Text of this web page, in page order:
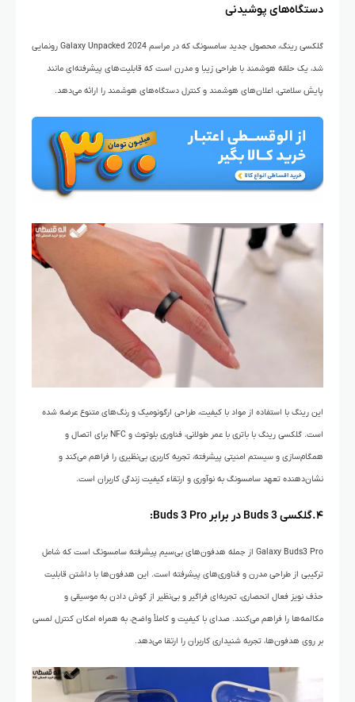
دستگاه‌های پوشیدنی
گلکسی رینگ، محصول جدید سامسونگ که در مراسم Galaxy Unpacked 2024 رونمایی
شد، یک حلقه هوشمند با طراحی زیبا و مدرن است که قابلیت‌های پیشرفته‌ای مانند
پایش سلامتی، اعلان‌های هوشمند و کنترل دستگاه‌های هوشمند را ارائه می‌دهد.
این رینگ با استفاده از مواد با کیفیت، طراحی ارگونومیک و رنگ‌های متنوع عرضه شده
است. گلکسی رینگ با باتری با عمر طولانی، فناوری‌ بلوتوث و NFC برای اتصال و
همگام‌سازی و سیستم‌ امنیتی پیشرفته، تجربه کاربری بی‌نظیری را فراهم می‌کند و
نشان‌دهنده تعهد سامسونگ به نوآوری و ارتقاء کیفیت زندگی کاربران است.
۴.گلکسی Buds 3 در برابر Buds 3 Pro:
Galaxy Buds3 Pro از جمله هدفون‌های بی‌سیم پیشرفته سامسونگ است که شامل
ترکیبی از طراحی مدرن و فناوری‌های پیشرفته است. این هدفون‌ها با داشتن قابلیت
حذف نویز فعال انحصاری، تجربه‌ای فراگیر و بی‌نظیر از گوش دادن به موسیقی و
مکالمه‌ها را فراهم می‌کنند. صدای با کیفیت و کاملاً واضح، به همراه امکان کنترل لمسی
بر روی هدفون‌ها، تجربه شنیداری کاربران را ارتقا می‌دهد.